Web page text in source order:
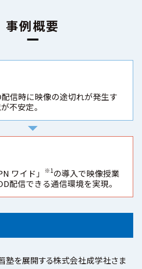
事例概要
信時に映像の途切れが発生す
不安定。
ワイド」 ※1の導入で映像授業
配信できる通信環境を実現。
塾を展開する株式会社成学社さま